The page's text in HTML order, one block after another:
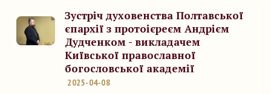
Зустріч духовенства Полтавської
єпархії з протоієреєм Андрієм
Дудченком - викладачем
Київської православної
богословської академії
2025-04-08